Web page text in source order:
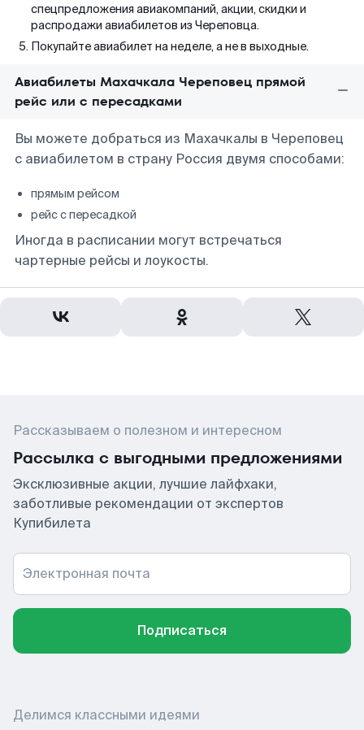
спецпредложения авиакомпаний, акции, скидки и
распродажи авиабилетов из Череповца.
Покупайте авиабилет на неделе, а не в выходные.
Авиабилеты Махачкала Череповец прямой
рейс или с пересадками
Вы можете добраться из Махачкалы в Череповец
с авиабилетом в страну Россия двумя способами:
прямым рейсом
рейс с пересадкой
Иногда в расписании могут встречаться
чартерные рейсы и лоукосты.
Рассказываем о полезном и интересном
Рассылка с выгодными предложениями
Эксклюзивные акции, лучшие лайфхаки,
заботливые рекомендации от экспертов
Купибилета
Электронная почта
Подписаться
Делимся классными идеями